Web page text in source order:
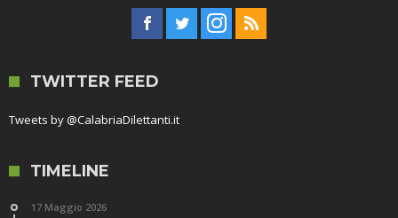
TWITTER FEED
Tweets by @CalabriaDilettanti.it
TIMELINE
17 Maggio 2026